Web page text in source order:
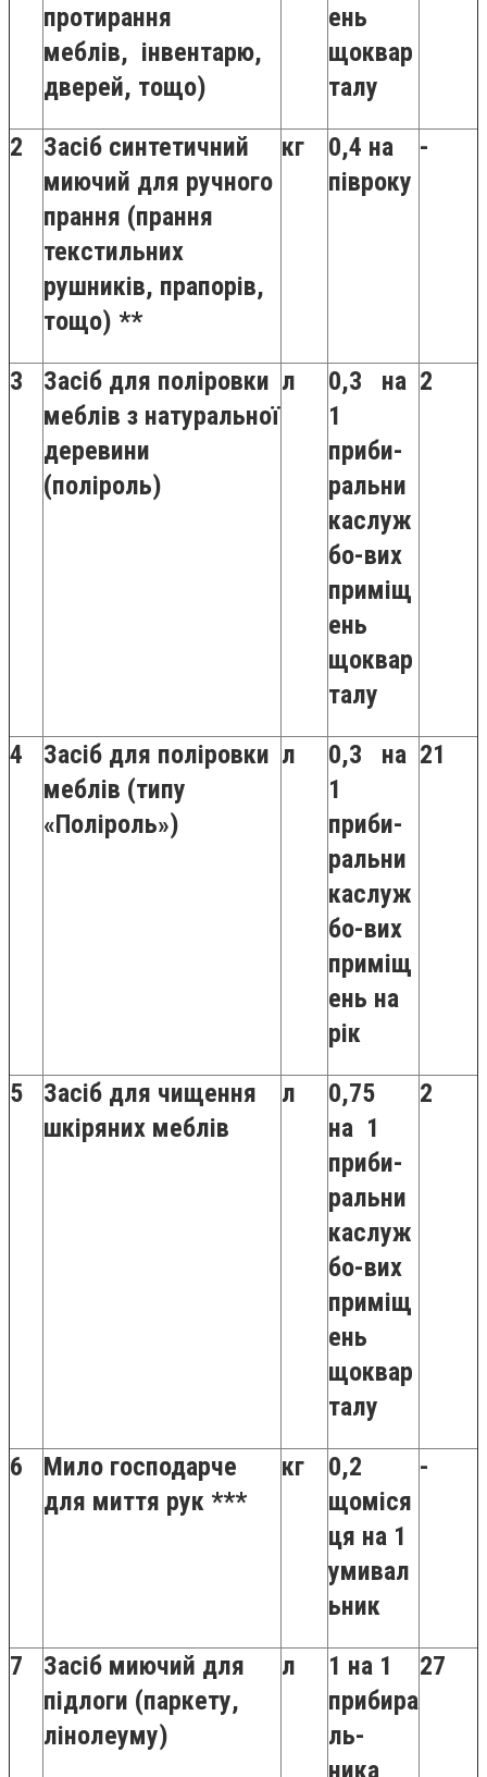
протирання
меблів, інвентарю,
дверей, тощо)
ень
щоквар
талу
2
Засіб синтетичний
миючий для ручного
прання (прання
текстильних
рушників, прапорів,
тощо) **
кг
0,4 на
півроку
-
3
Засіб для поліровки
меблів з натуральної
деревини
(поліроль)
л
0,3 на
1
приби-
ральни
каслуж
бо-вих
приміщ
ень
щоквар
талу
2
4
Засіб для поліровки
меблів (типу
«Поліроль»)
л
0,3 на
1
приби-
ральни
каслуж
бо-вих
приміщ
ень на
рік
21
5
Засіб для чищення
шкіряних меблів
л
0,75
на 1
приби-
ральни
каслуж
бо-вих
приміщ
ень
щоквар
талу
2
6
Мило господарче
для миття рук ***
кг
0,2
щоміся
ця на 1
умивал
ьник
-
7
Засіб миючий для
підлоги (паркету,
лінолеуму)
л
1 на 1
прибира
ль-
ника
27